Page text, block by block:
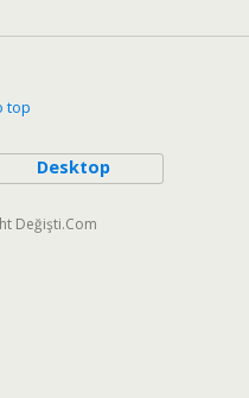
top
Desktop
Değişti.Com